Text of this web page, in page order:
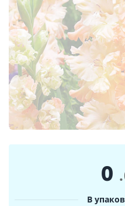
0
В